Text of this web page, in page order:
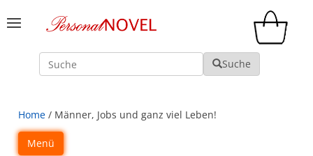
Suche Suche
Home / Männer, Jobs und ganz viel Leben!
Menü